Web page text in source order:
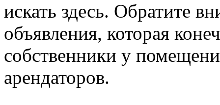
искать здесь. Обратите
объявления, которая
собственники у
арендаторов.